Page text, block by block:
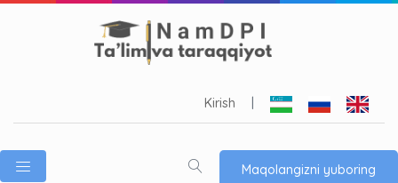
Kirish
Maqolangizni yuboring